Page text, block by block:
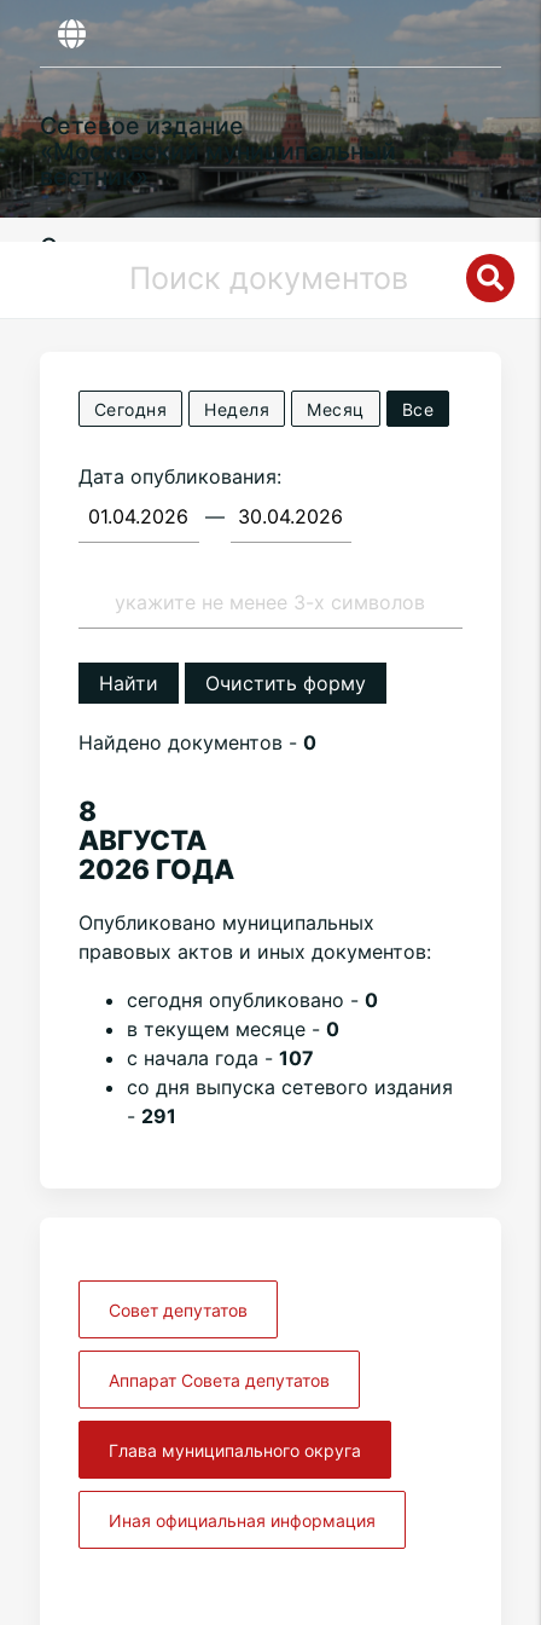
Сетевое издание
«Московский муниципальный
вестник»
Органы местного самоуправления
муниципального округа
Филимонковскийв городе Москве
Сегодня Неделя Месяц Все
Дата опубликования:
—
Найти Очистить форму
Найдено документов - 0
8
АВГУСТА
2026 ГОДА
Опубликовано муниципальных
правовых актов и иных документов:
cегодня опубликовано - 0
в текущем месяце - 0
с начала года - 107
со дня выпуска сетевого издания
- 291
Совет депутатов
Аппарат Совета депутатов
Глава муниципального округа
Иная официальная информация